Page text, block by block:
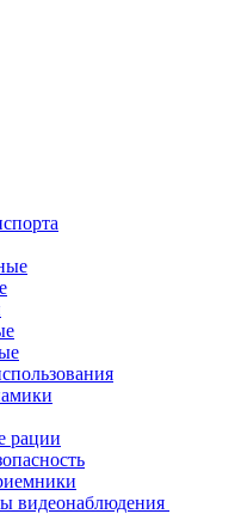
рации
видеонаблюдения